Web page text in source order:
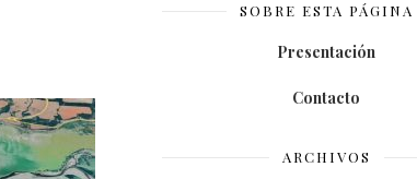
SOBRE ESTA PÁGINA
Presentación
Contacto
ARCHIVOS